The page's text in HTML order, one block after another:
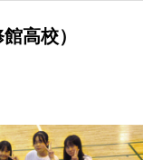
高校）